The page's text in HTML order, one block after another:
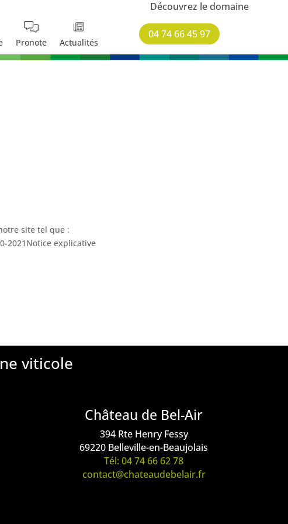
Découvrez le domaine
Pronote Actualités
04 74 66 45 97
site tel que :
2021Notice explicative
viticole
Château de Bel-Air
394 Rte Henry Fessy
69220 Belleville-en-Beaujolais
Tél: 04 74 66 62 78
contact@chateaudebelair.fr